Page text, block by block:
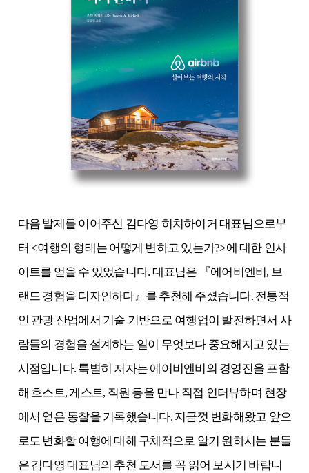
다음 발제를 이어주신 김다영 히치하이커 대표님으로부
터 <여행의 형태는 어떻게 변하고 있는가?>에 대한 인사
이트를 얻을 수 있었습니다. 대표님은 『에어비엔비, 브
랜드 경험을 디자인하다』를 추천해 주셨습니다. 전통적
인 관광 산업에서 기술 기반으로 여행업이 발전하면서 사
람들의 경험을 설계하는 일이 무엇보다 중요해지고 있는
시점입니다. 특별히 저자는 에어비앤비의 경영진을 포함
해 호스트, 게스트, 직원 등을 만나 직접 인터뷰하며 현장
에서 얻은 통찰을 기록했습니다. 지금껏 변화해왔고 앞으
로도 변화할 여행에 대해 구체적으로 알기 원하시는 분들
은 김다영 대표님의 추천 도서를 꼭 읽어 보시기 바랍니